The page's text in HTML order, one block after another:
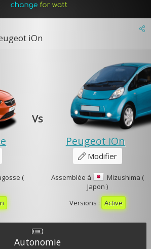
iOn
(
Vs
Peugeot iOn
Modifier
Assemblée à
Mizushima (
Japon )
Versions : Active
Autonomie